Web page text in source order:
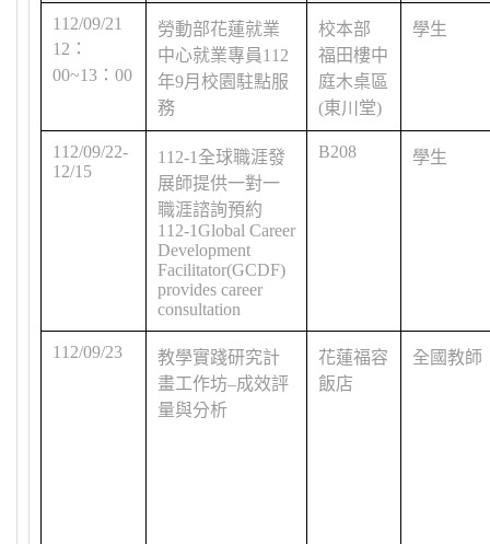
112/09/21
12 ：
00~13 ： 00
勞動部花蓮就業
中心就業專員112
年9月校園駐點服
務
校本部
福田樓中
庭木桌區
(東川堂)
學生
112/09/22-
12/15
112-1 全球職涯發
展師提供一對一
職涯諮詢預約
112-1Global Career
Development
Facilitator(GCDF)
provides career
consultation
B208 學生
112/09/23
教學實踐研究計
畫工作坊–成效評
量與分析
花蓮福容
飯店
全國教師